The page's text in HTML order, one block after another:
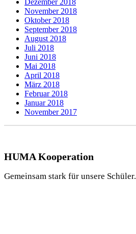
Dezember 2018
November 2018
Oktober 2018
September 2018
August 2018
Juli 2018
Juni 2018
Mai 2018
April 2018
März 2018
Februar 2018
Januar 2018
November 2017
HUMA Kooperation
Gemeinsam stark für unsere Schüler.